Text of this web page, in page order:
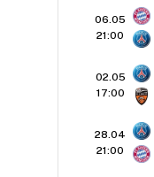
06.05
21:00
02.05
17:00
28.04
21:00